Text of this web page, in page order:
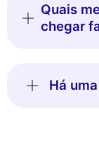
Quais
chegar
Há